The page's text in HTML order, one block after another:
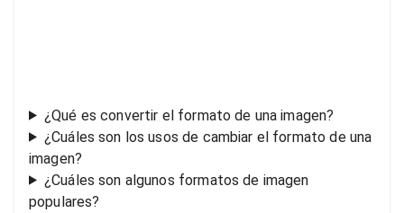
¿Qué es convertir el formato de una imagen?
¿Cuáles son los usos de cambiar el formato de una
imagen?
¿Cuáles son algunos formatos de imagen
populares?